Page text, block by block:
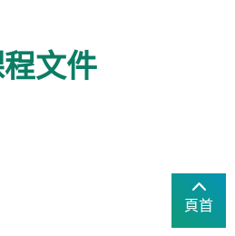
文件
頁首